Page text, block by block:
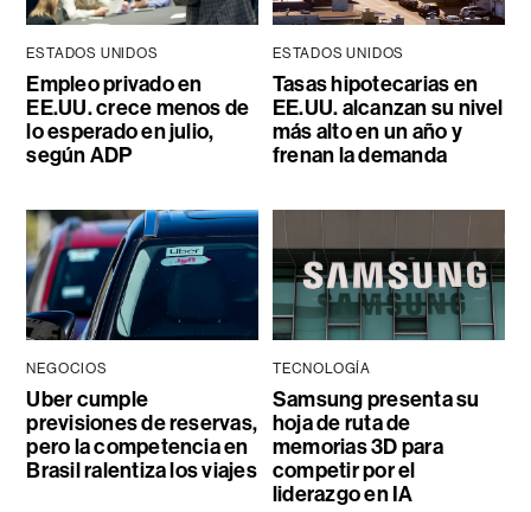
ESTADOS UNIDOS
Empleo privado en
EE.UU. crece menos de
lo esperado en julio,
según ADP
ESTADOS UNIDOS
Tasas hipotecarias en
EE.UU. alcanzan su nivel
más alto en un año y
frenan la demanda
NEGOCIOS
Uber cumple
previsiones de reservas,
pero la competencia en
Brasil ralentiza los viajes
TECNOLOGÍA
Samsung presenta su
hoja de ruta de
memorias 3D para
competir por el
liderazgo en IA